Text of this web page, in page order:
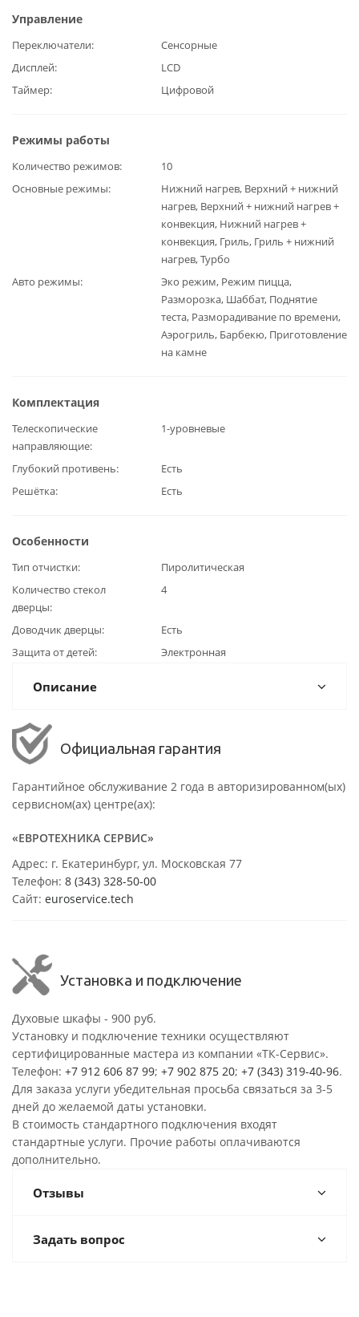
Управление
Переключатели
Сенсорные
Дисплей
LCD
Таймер
Цифровой
Режимы работы
Количество режимов
10
Основные режимы
Нижний нагрев, Верхний + нижний
нагрев, Верхний + нижний нагрев +
конвекция, Нижний нагрев +
конвекция, Гриль, Гриль + нижний
нагрев, Турбо
Авто режимы
Эко режим, Режим пицца,
Разморозка, Шаббат, Поднятие
теста, Разморадивание по времени,
Аэрогриль, Барбекю, Приготовление
на камне
Комплектация
Телескопические
направляющие
1-уровневые
Глубокий противень
Есть
Решётка
Есть
Особенности
Тип отчистки
Пиролитическая
Количество стекол
дверцы
4
Доводчик дверцы
Есть
Защита от детей
Электронная
Описание
Официальная гарантия
Гарантийное обслуживание 2 года в авторизированном(ых)
сервисном(ах) центре(ах):
«ЕВРОТЕХНИКА СЕРВИС»
Адрес: г. Екатеринбург, ул. Московская 77
Телефон: 8 (343) 328-50-00
Сайт: euroservice.tech
Установка и подключение
Духовые шкафы - 900 руб.
Установку и подключение техники осуществляют
сертифицированные мастера из компании «ТК-Сервис».
Телефон: +7 912 606 87 99; +7 902 875 20; +7 (343) 319-40-96.
Для заказа услуги убедительная просьба связаться за 3-5
дней до желаемой даты установки.
В стоимость стандартного подключения входят
стандартные услуги. Прочие работы оплачиваются
дополнительно.
Отзывы
Задать вопрос